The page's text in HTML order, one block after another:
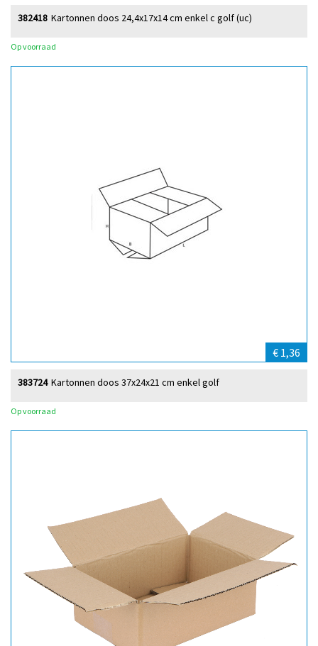
Kartonnen doos 24,4x17x14 cm enkel c golf (uc)
382418
Op voorraad
€ 1,36
Kartonnen doos 37x24x21 cm enkel golf
383724
Op voorraad